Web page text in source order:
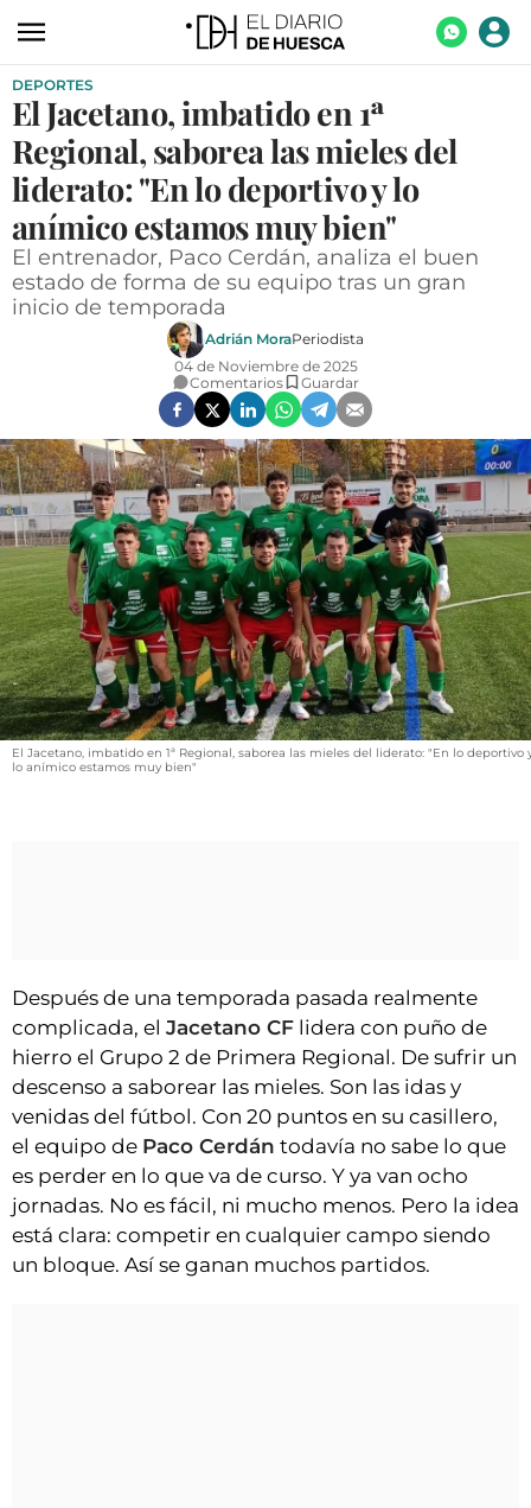
ACTUALIDAD
ECONOMÍA
TECNOLOGÍA
TURISMO
AGROALIMENTACIÓN
DEPORTES
OPINIÓN
GALERÍAS
VÍDEOS
CONTACTAR
FIESTAS EN EL ALTO ARAGÓN
FIESTAS DE SAN LORENZO
AGENDA
CARTELERA
INICIAR SESIÓN
DEPORTES
El Jacetano, imbatido en 1ª
Regional, saborea las mieles del
liderato: "En lo deportivo y lo
anímico estamos muy bien"
El entrenador, Paco Cerdán, analiza el buen
estado de forma de su equipo tras un gran
inicio de temporada
Adrián MoraPeriodista
04 de Noviembre de 2025
Comentarios
Guardar
El Jacetano, imbatido en 1ª Regional, saborea las mieles del liderato: "En lo deportivo
lo anímico estamos muy bien"
Después de una temporada pasada realmente
complicada, el Jacetano CF lidera con puño de
hierro el Grupo 2 de Primera Regional. De sufrir un
descenso a saborear las mieles. Son las idas y
venidas del fútbol. Con 20 puntos en su casillero,
el equipo de Paco Cerdán todavía no sabe lo que
es perder en lo que va de curso. Y ya van ocho
jornadas. No es fácil, ni mucho menos. Pero la idea
está clara: competir en cualquier campo siendo
un bloque. Así se ganan muchos partidos.